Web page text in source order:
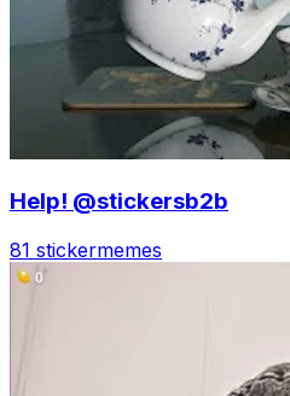
Help! @stickersb2b
81 stickermemes